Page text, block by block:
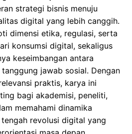
strategi bisnis menuju
digital yang lebih canggih.
dimensi etika, regulasi, serta
konsumsi digital, sekaligus
keseimbangan antara
jawab sosial. Dengan
praktis, karya ini
bagi akademisi, peneliti,
memahami dinamika
revolusi digital yang